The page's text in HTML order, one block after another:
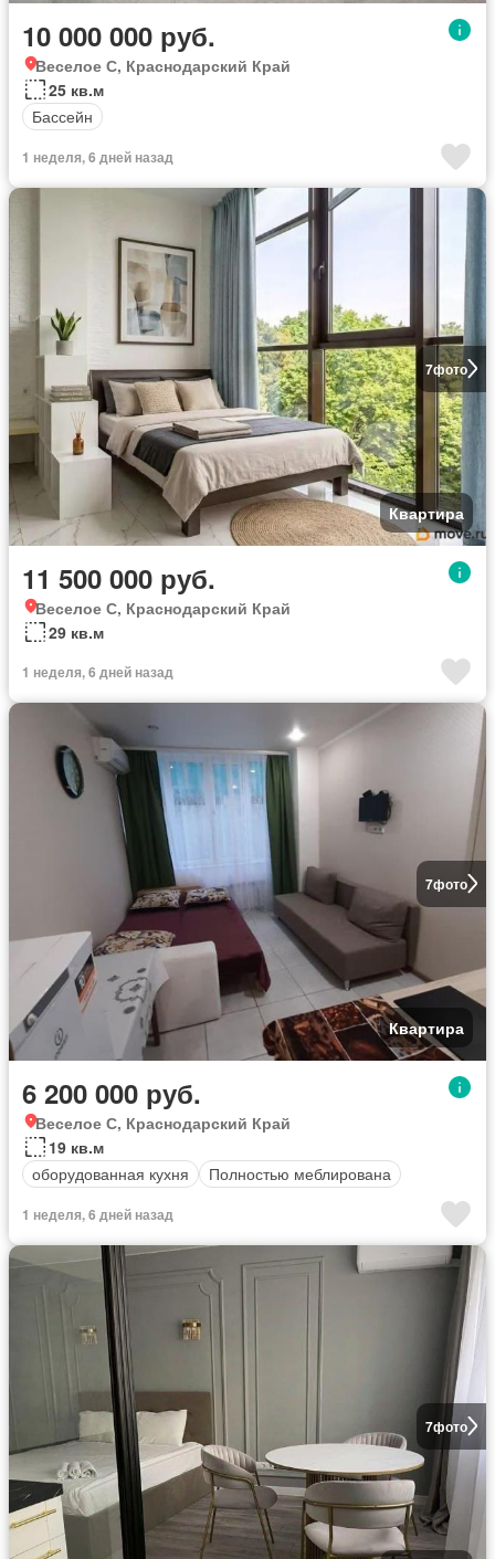
10 000 000 руб.
Веселое С, Краснодарский Край
25 кв.м
Бассейн
1 неделя, 6 дней назад
7фото
Квартира
11 500 000 руб.
Веселое С, Краснодарский Край
29 кв.м
1 неделя, 6 дней назад
7фото
Квартира
6 200 000 руб.
Веселое С, Краснодарский Край
19 кв.м
оборудованная кухня
Полностью меблирована
1 неделя, 6 дней назад
7фото